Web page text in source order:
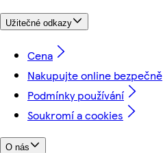
Užitečné odkazy
Cena
Nakupujte online bezpečně
Podmínky používání
Soukromí a cookies
O nás